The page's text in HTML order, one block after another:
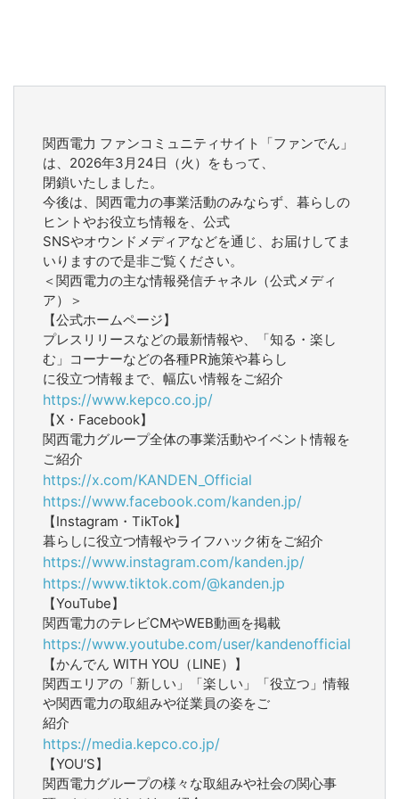
関西電力 ファンコミュニティサイト「ファンでん」
は、2026年3月24日（火）をもって、
閉鎖いたしました。
今後は、関西電力の事業活動のみならず、暮らしの
ヒントやお役立ち情報を、公式
SNSやオウンドメディアなどを通じ、お届けしてま
いりますので是非ご覧ください。
＜関西電力の主な情報発信チャネル（公式メディ
ア）＞
【公式ホームページ】
プレスリリースなどの最新情報や、「知る・楽し
む」コーナーなどの各種PR施策や暮らし
に役立つ情報まで、幅広い情報をご紹介
https://www.kepco.co.jp/
【X・Facebook】
関西電力グループ全体の事業活動やイベント情報を
ご紹介
https://x.com/KANDEN_Official
https://www.facebook.com/kanden.jp/
【Instagram・TikTok】
暮らしに役立つ情報やライフハック術をご紹介
https://www.instagram.com/kanden.jp/
https://www.tiktok.com/@kanden.jp
【YouTube】
関西電力のテレビCMやWEB動画を掲載
https://www.youtube.com/user/kandenofficial
【かんでん WITH YOU（LINE）】
関西エリアの「新しい」「楽しい」「役立つ」情報
や関西電力の取組みや従業員の姿をご
紹介
https://media.kepco.co.jp/
【YOU‘S】
関西電力グループの様々な取組みや社会の関心事